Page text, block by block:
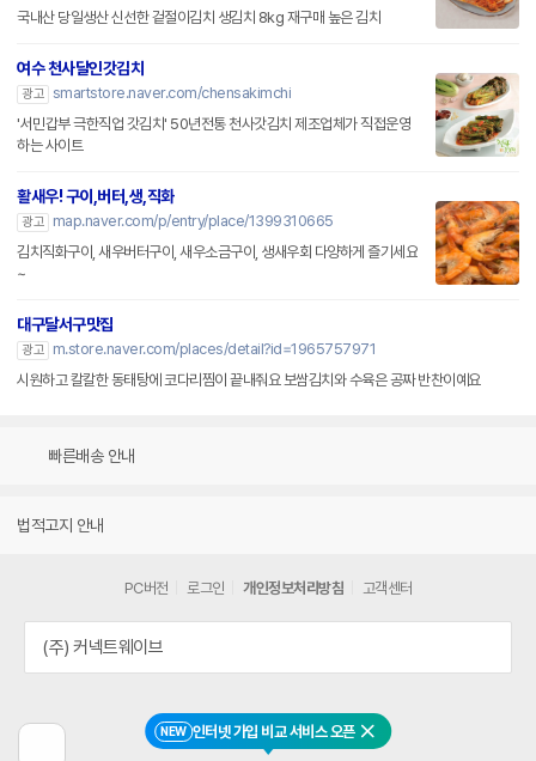
NEW 인터넷 가입 비교 서비스 오픈 닫기
국내산 당일생산 신선한 겉절이김치 생김치 8kg 재구매 높은 김치
여수 천사달인갓김치
광고 smartstore.naver.com/chensakimchi
'서민갑부 극한직업 갓김치' 50년전통 천사갓김치 제조업체가 직접운영
하는 사이트
활새우! 구이,버터,생,직화
광고
map.naver.com/p/entry/place/1399310665
김치직화구이, 새우버터구이, 새우소금구이, 생새우회 다양하게 즐기세요
~
대구달서구맛집
광고
m.store.naver.com/places/detail?id=1965757971
시원하고 칼칼한 동태탕에 코다리찜이 끝내줘요 보쌈김치와 수육은 공짜 반찬이예요
빠른배송 안내
법적고지 안내
PC버전 로그인 개인정보처리방침 고객센터
(주) 커넥트웨이브